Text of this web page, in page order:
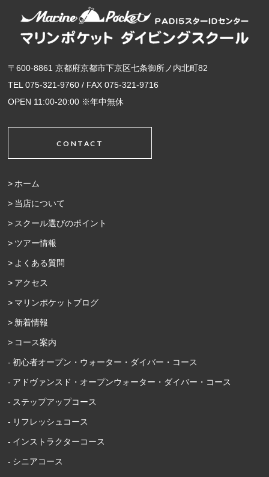
〒600-8861 京都府京都市下京区七条御所ノ内北町82
TEL 075-321-9760 / FAX 075-321-9716
OPEN 11:00-20:00 ※年中無休
CONTACT
ホーム
当店について
スクール選びのポイント
ツアー情報
よくある質問
アクセス
マリンポケットブログ
新着情報
コース案内
初心者オープン・ウォーター・ダイバー・コース
アドヴァンスド・オープンウォーター・ダイバー・コース
ステップアップコース
リフレッシュコース
インストラクターコース
シニアコース